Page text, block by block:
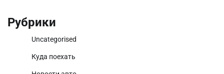
Рубрики
Uncategorised
Куда поехать